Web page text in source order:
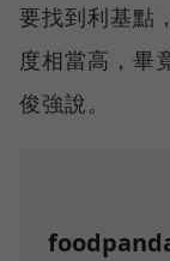
要找到利基點
度相當高，畢
俊強說。